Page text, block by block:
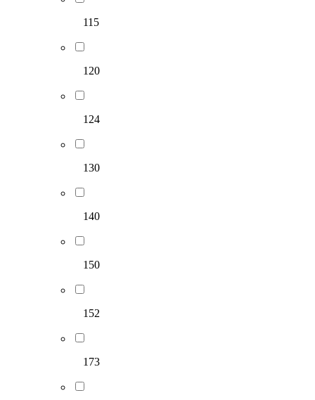
115
120
124
130
140
150
152
173